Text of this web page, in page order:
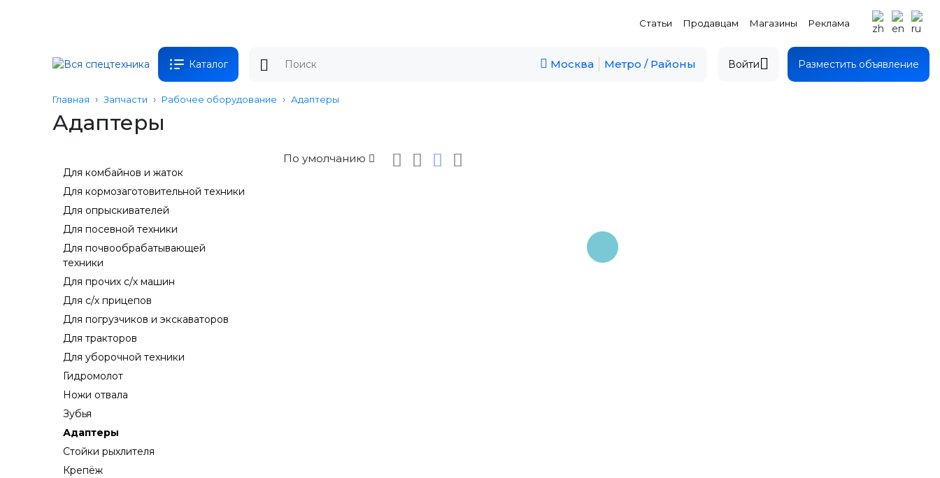
Статьи Продавцам Магазины Реклама
Каталог Москва Метро / Районы Войти Разместить объявление
Главная Запчасти Рабочее оборудование Адаптеры
Адаптеры
Для комбайнов и жаток
Для кормозаготовительной техники
Для опрыскивателей
Для посевной техники
Для почвообрабатывающей
техники
Для прочих с/х машин
Для с/х прицепов
Для погрузчиков и экскаваторов
Для тракторов
Для уборочной техники
Гидромолот
Ножи отвала
Зубья
Адаптеры
Стойки рыхлителя
Крепёж
По умолчанию